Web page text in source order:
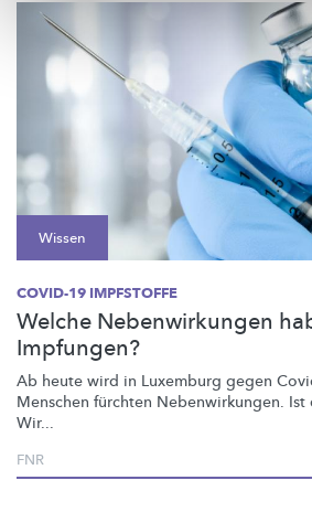
Wissen
COVID-19 IMPFSTOFFE
Welche Nebenwirkungen
Impfungen?
Ab heute wird in Luxemburg gegen
Menschen fürchten Nebenwirkungen. Ist
Wir...
FNR